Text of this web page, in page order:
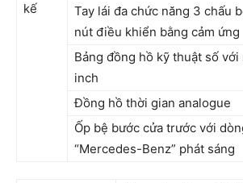
kế
Tay lái đa chức năng 3 chấu
nút điều khiển bằng cảm ứng
Bảng đồng hồ kỹ thuật số với
inch
Đồng hồ thời gian analogue
Ốp bệ bước cửa trước với
“Mercedes-Benz” phát sáng